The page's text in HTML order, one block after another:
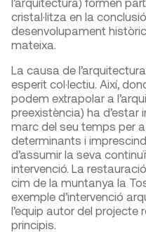
cristal·litza en la
desenvolupament històric
mateixa.
La causa de
esperit col·lectiu. Així,
podem extrapolar a
preexistència) ha d’estar
marc del seu temps per
determinants i
d’assumir la seva
intervenció. La
cim de la muntanya la
exemple d’intervenció
l’equip autor del projecte
principis.